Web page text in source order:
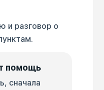
и разговор о
помощь
сначала